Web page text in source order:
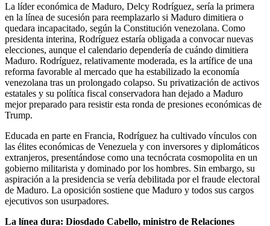
La líder económica de Maduro, Delcy Rodríguez, sería la primera
en la línea de sucesión para reemplazarlo si Maduro dimitiera o
quedara incapacitado, según la Constitución venezolana. Como
presidenta interina, Rodríguez estaría obligada a convocar nuevas
elecciones, aunque el calendario dependería de cuándo dimitiera
Maduro. Rodríguez, relativamente moderada, es la artífice de una
reforma favorable al mercado que ha estabilizado la economía
venezolana tras un prolongado colapso. Su privatización de activos
estatales y su política fiscal conservadora han dejado a Maduro
mejor preparado para resistir esta ronda de presiones económicas de
Trump.
Educada en parte en Francia, Rodríguez ha cultivado vínculos con
las élites económicas de Venezuela y con inversores y diplomáticos
extranjeros, presentándose como una tecnócrata cosmopolita en un
gobierno militarista y dominado por los hombres. Sin embargo, su
aspiración a la presidencia se vería debilitada por el fraude electoral
de Maduro. La oposición sostiene que Maduro y todos sus cargos
ejecutivos son usurpadores.
La línea dura: Diosdado Cabello, ministro de Relaciones